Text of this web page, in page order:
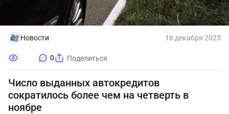
Новости 16 декабря 2025
0 Поделиться
Число выданных автокредитов
сократилось более чем на четверть в
ноябре